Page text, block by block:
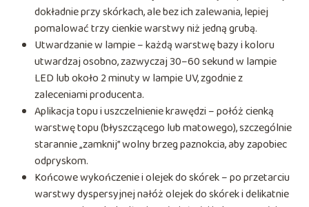
dokładnie przy skórkach, ale bez ich zalewania, lepiej
pomalować trzy cienkie warstwy niż jedną grubą.
Utwardzanie w lampie – każdą warstwę bazy i koloru
utwardzaj osobno, zazwyczaj 30–60 sekund w lampie
LED lub około 2 minuty w lampie UV, zgodnie z
zaleceniami producenta.
Aplikacja topu i uszczelnienie krawędzi – połóż cienką
warstwę topu (błyszczącego lub matowego), szczególnie
starannie „zamknij” wolny brzeg paznokcia, aby zapobiec
odpryskom.
Końcowe wykończenie i olejek do skórek – po przetarciu
warstwy dyspersyjnej nałóż olejek do skórek i delikatnie